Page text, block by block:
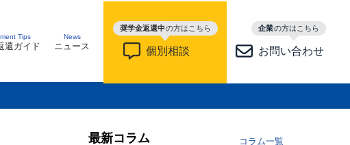
Tips
還ガイド
News
ニュース
奨学金返還中の方はこちら
個別相談
企業の方はこちら
お問い合わせ
最新コラム コラム一覧